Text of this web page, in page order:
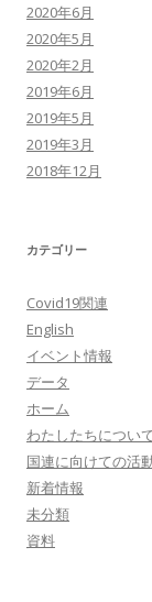
2020年6月
2020年5月
2020年2月
2019年6月
2019年5月
2019年3月
2018年12月
カテゴリー
Covid19関連
English
イベント情報
データ
ホーム
わたしたちについ
国連に向けての活
新着情報
未分類
資料